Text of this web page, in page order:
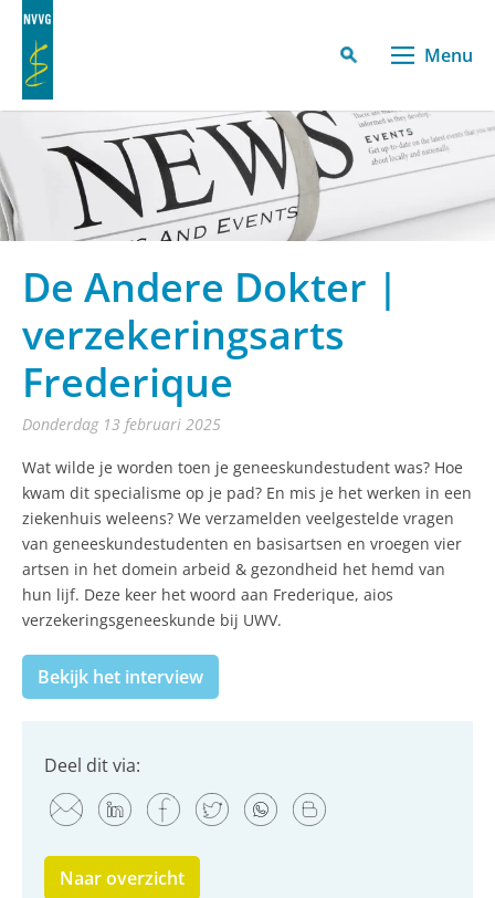
Menu
De Andere Dokter |
verzekeringsarts
Frederique
donderdag 13 februari 2025
Wat wilde je worden toen je geneeskundestudent was? Hoe
kwam dit specialisme op je pad? En mis je het werken in een
ziekenhuis weleens? We verzamelden veelgestelde vragen
van geneeskundestudenten en basisartsen en vroegen vier
artsen in het domein arbeid & gezondheid het hemd van
hun lijf. Deze keer het woord aan Frederique, aios
verzekeringsgeneeskunde bij UWV.
Bekijk het interview
Deel dit via:
Naar overzicht